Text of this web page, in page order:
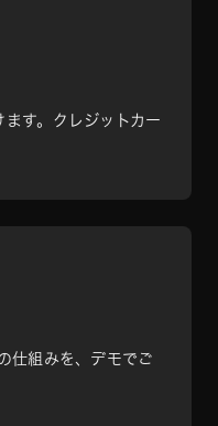
す。クレジットカー
仕組みを、デモでご